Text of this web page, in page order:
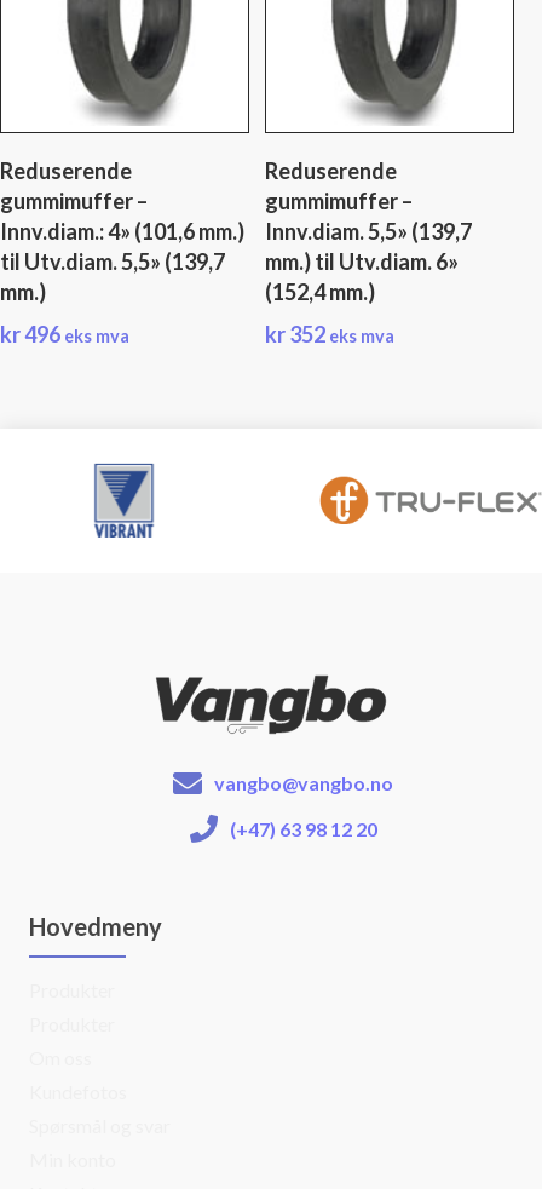
Reduserende
gummimuffer –
Innv.diam.: 4» (101,6 mm.)
til Utv.diam. 5,5» (139,7
mm.)
kr496 eks mva
Reduserende
gummimuffer –
Innv.diam. 5,5» (139,7
mm.) til Utv.diam. 6»
(152,4 mm.)
kr352 eks mva
vangbo@vangbo.no
(+47) 63 98 12 20
Hovedmeny